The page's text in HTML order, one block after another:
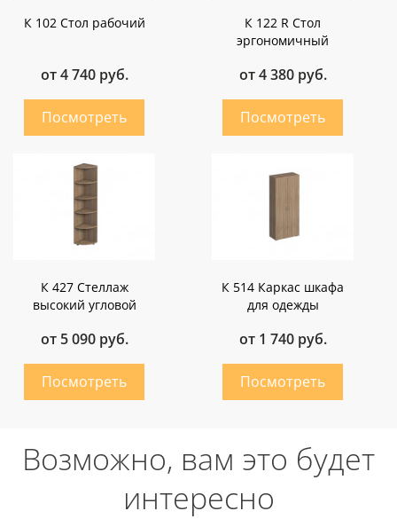
К 102 Стол рабочий
от 4 740 руб.
К 122 R Стол
эргономичный
от 4 380 руб.
К 427 Стеллаж
высокий угловой
от 5 090 руб.
К 514 Каркас шкафа
для одежды
от 1 740 руб.
Возможно, вам это будет
интересно